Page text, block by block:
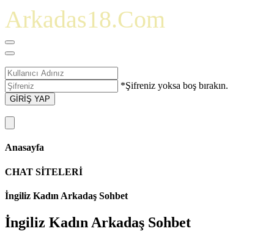
Arkadas18.Com
*Şifreniz yoksa boş bırakın.
GİRİŞ YAP
Anasayfa
CHAT SİTELERİ
İngiliz Kadın Arkadaş Sohbet
İngiliz Kadın Arkadaş Sohbet